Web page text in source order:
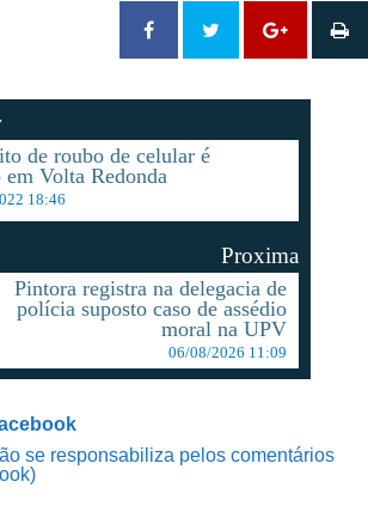
de roubo de celular é
em Volta Redonda
18:46
Proxima
Pintora registra na delegacia de
polícia suposto caso de assédio
moral na UPV
06/08/2026 11:09
se responsabiliza pelos comentários